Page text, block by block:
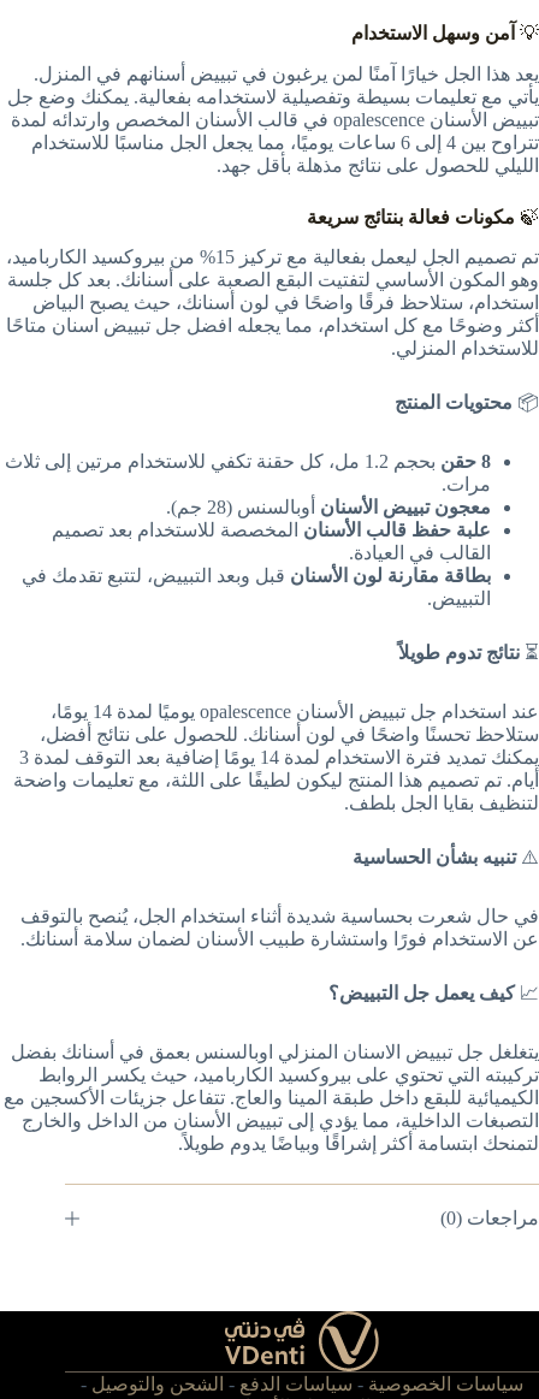
💡 آمن وسهل الاستخدام
يعد هذا الجل خيارًا آمنًا لمن يرغبون في تبييض أسنانهم في المنزل.
يأتي مع تعليمات بسيطة وتفصيلية لاستخدامه بفعالية. يمكنك وضع جل
تبييض الأسنان opalescence في قالب الأسنان المخصص وارتدائه لمدة
تتراوح بين 4 إلى 6 ساعات يوميًا، مما يجعل الجل مناسبًا للاستخدام
الليلي للحصول على نتائج مذهلة بأقل جهد.
🍃 مكونات فعالة بنتائج سريعة
تم تصميم الجل ليعمل بفعالية مع تركيز 15% من بيروكسيد الكارباميد،
وهو المكون الأساسي لتفتيت البقع الصعبة على أسنانك. بعد كل جلسة
استخدام، ستلاحظ فرقًا واضحًا في لون أسنانك، حيث يصبح البياض
أكثر وضوحًا مع كل استخدام، مما يجعله افضل جل تبييض اسنان متاحًا
للاستخدام المنزلي.
📦 محتويات المنتج
8 حقن
بحجم 1.2 مل، كل حقنة تكفي للاستخدام مرتين إلى ثلاث
مرات.
معجون تبييض الأسنان أوبالسنس (28 جم).
علبة حفظ قالب الأسنان المخصصة للاستخدام بعد تصميم
القالب في العيادة.
بطاقة مقارنة لون الأسنان قبل وبعد التبييض، لتتبع تقدمك في
التبييض.
⏳ نتائج تدوم طويلاً
عند استخدام جل تبييض الأسنان opalescence يوميًا لمدة 14 يومًا،
ستلاحظ تحسنًا واضحًا في لون أسنانك. للحصول على نتائج أفضل،
يمكنك تمديد فترة الاستخدام لمدة 14 يومًا إضافية بعد التوقف لمدة 3
أيام. تم تصميم هذا المنتج ليكون لطيفًا على اللثة، مع تعليمات واضحة
لتنظيف بقايا الجل بلطف.
⚠️تنبيه بشأن الحساسية
في حال شعرت بحساسية شديدة أثناء استخدام الجل، يُنصح بالتوقف
عن الاستخدام فورًا واستشارة طبيب الأسنان لضمان سلامة أسنانك.
📈كيف يعمل جل التبييض؟
يتغلغل جل تبييض الاسنان المنزلي اوبالسنس بعمق في أسنانك بفضل
تركيبته التي تحتوي على بيروكسيد الكارباميد، حيث يكسر الروابط
الكيميائية للبقع داخل طبقة المينا والعاج. تتفاعل جزيئات الأكسجين مع
التصبغات الداخلية، مما يؤدي إلى تبييض الأسنان من الداخل والخارج
لتمنحك ابتسامة أكثر إشراقًا وبياضًا يدوم طويلاً.
مراجعات (0)
سياسات الخصوصية - سياسات الدفع - الشحن والتوصيل -